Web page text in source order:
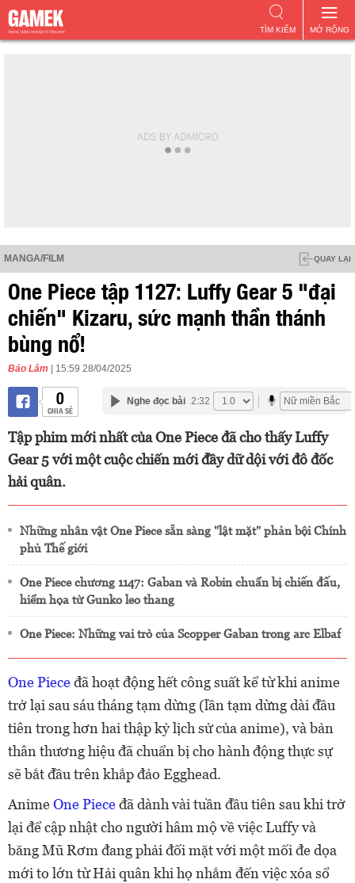
MỞ RỘNG
TÌM KIẾM
MANGA/FILM QUAY LẠI
One Piece tập 1127: Luffy Gear 5 "đại
chiến" Kizaru, sức mạnh thần thánh
bùng nổ!
Bảo Lâm | 15:59 28/04/2025
0
CHIA SẺ
Nghe đọc bài 2:32
Tập phim mới nhất của One Piece đã cho thấy Luffy
Gear 5 với một cuộc chiến mới đầy dữ dội với đô đốc
hải quân.
Những nhân vật One Piece sẵn sàng "lật mặt" phản bội Chính
phủ Thế giới
One Piece chương 1147: Gaban và Robin chuẩn bị chiến đấu,
hiểm họa từ Gunko leo thang
One Piece: Những vai trò của Scopper Gaban trong arc Elbaf
One Pieceđã hoạt động hết công suất kể từ khi anime
trở lại sau sáu tháng tạm dừng (lần tạm dừng dài đầu
tiên trong hơn hai thập kỷ lịch sử của anime), và bản
thân thương hiệu đã chuẩn bị cho hành động thực sự
sẽ bắt đầu trên khắp đảo Egghead.
AnimeOne Pieceđã dành vài tuần đầu tiên sau khi trở
lại để cập nhật cho người hâm mộ về việc Luffy và
băng Mũ Rơm đang phải đối mặt với một mối đe dọa
mới to lớn từ Hải quân khi họ nhắm đến việc xóa sổ